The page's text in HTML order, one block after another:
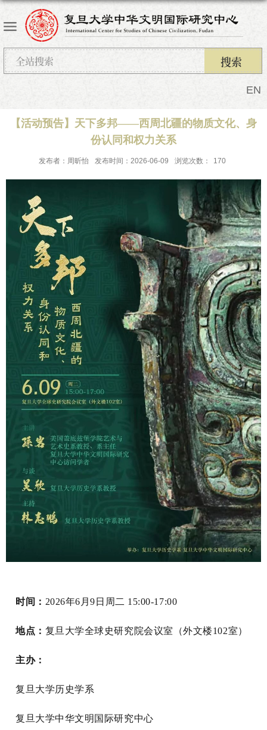
EN
【活动预告】天下多邦——西周北疆的物质文化、身
份认同和权力关系
发布者：周昕怡 发布时间：2026-06-09 浏览次数： 170
时间： 2026年6月9日周二 15:00-17:00
地点： 复旦大学全球史研究院会议室（外文楼102室）
主办：
复旦大学历史学系
复旦大学中华文明国际研究中心